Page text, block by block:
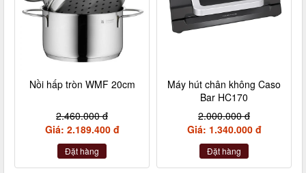
Nồi hấp tròn WMF 20cm
2.460.000 đ
Giá: 2.189.400 đ
Đặt hàng
Máy hút chân không Caso
Bar HC170
2.000.000 đ
Giá: 1.340.000 đ
Đặt hàng